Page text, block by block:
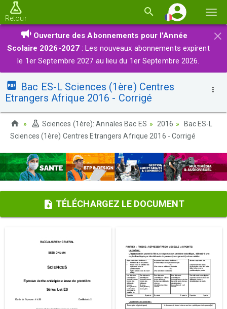
la
Retour
×
Ouverture des Abonnements pour l'Année
Scolaire 2026-2027 : Les nouveaux abonnements expirent
le 1er Septembre 2027 au lieu du 1er Septembre 2026.
Bac ES-L Sciences (1ère) Centres
Etrangers Afrique 2016 - Corrigé
Sciences (1ère): Annales Bac ES 2016
Bac ES-L
Sciences (1ère) Centres Etrangers Afrique 2016 - Corrigé
TÉLÉCHARGEZ LE DOCUMENT